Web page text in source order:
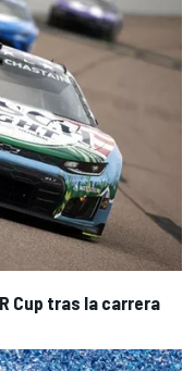
Cup tras la carrera